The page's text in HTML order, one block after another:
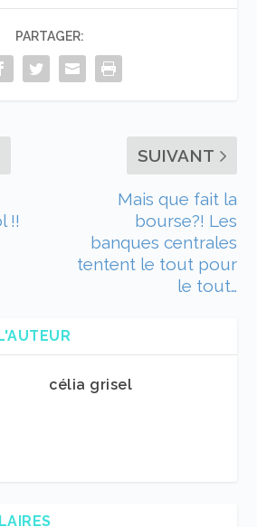
PARTAGER:
!!
SUIVANT
Mais que fait la
bourse?! Les
banques centrales
tentent le tout pour
le tout…
célia grisel